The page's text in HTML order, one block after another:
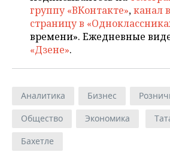
стандарт
Original», 0,5 л
349,00
Безалькогольные напитки
1,5 л
Напиток
газированный
группу «ВКонтакте»,канал
страницу в
времени». Ежедневные
«Дзене».
Аналитика Бизнес
Общество
Экономика
Бахетле